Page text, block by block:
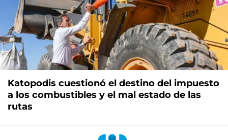
Katopodis cuestionó el destino del impuesto
a los combustibles y el mal estado de las
rutas